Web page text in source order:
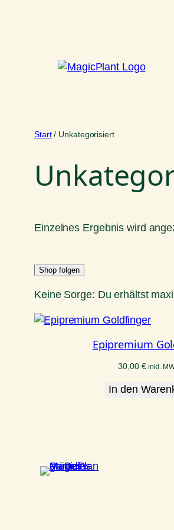
Start/ Unkategorisiert
Einzelnes Ergebnis wird
Shop folgen
Keine Sorge: Du erhältst
Epipremium
30,00 € inkl.
In den